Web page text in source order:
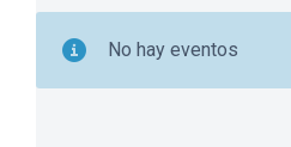
No hay eventos